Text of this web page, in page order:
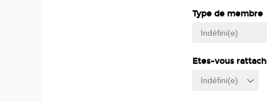
Type de membre
Etes-vous